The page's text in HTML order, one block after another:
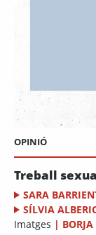
OPINIÓ
Treball
SARA
SÍLVIA
Imatges |